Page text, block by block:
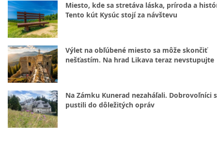
Miesto, kde sa stretáva láska, príroda a
Tento kút Kysúc stojí za návštevu
Výlet na obľúbené miesto sa môže skončiť
nešťastím. Na hrad Likava teraz nevstupujte
Na Zámku Kunerad nezaháľali. Dobrovoľníci
pustili do dôležitých opráv